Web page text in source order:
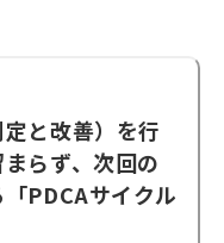
と改善）を行
らず、次回の
PDCAサイクル